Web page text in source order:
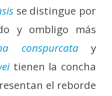
se distingue por
y ombligo más
conspurcatay
tienen la concha
el reborde